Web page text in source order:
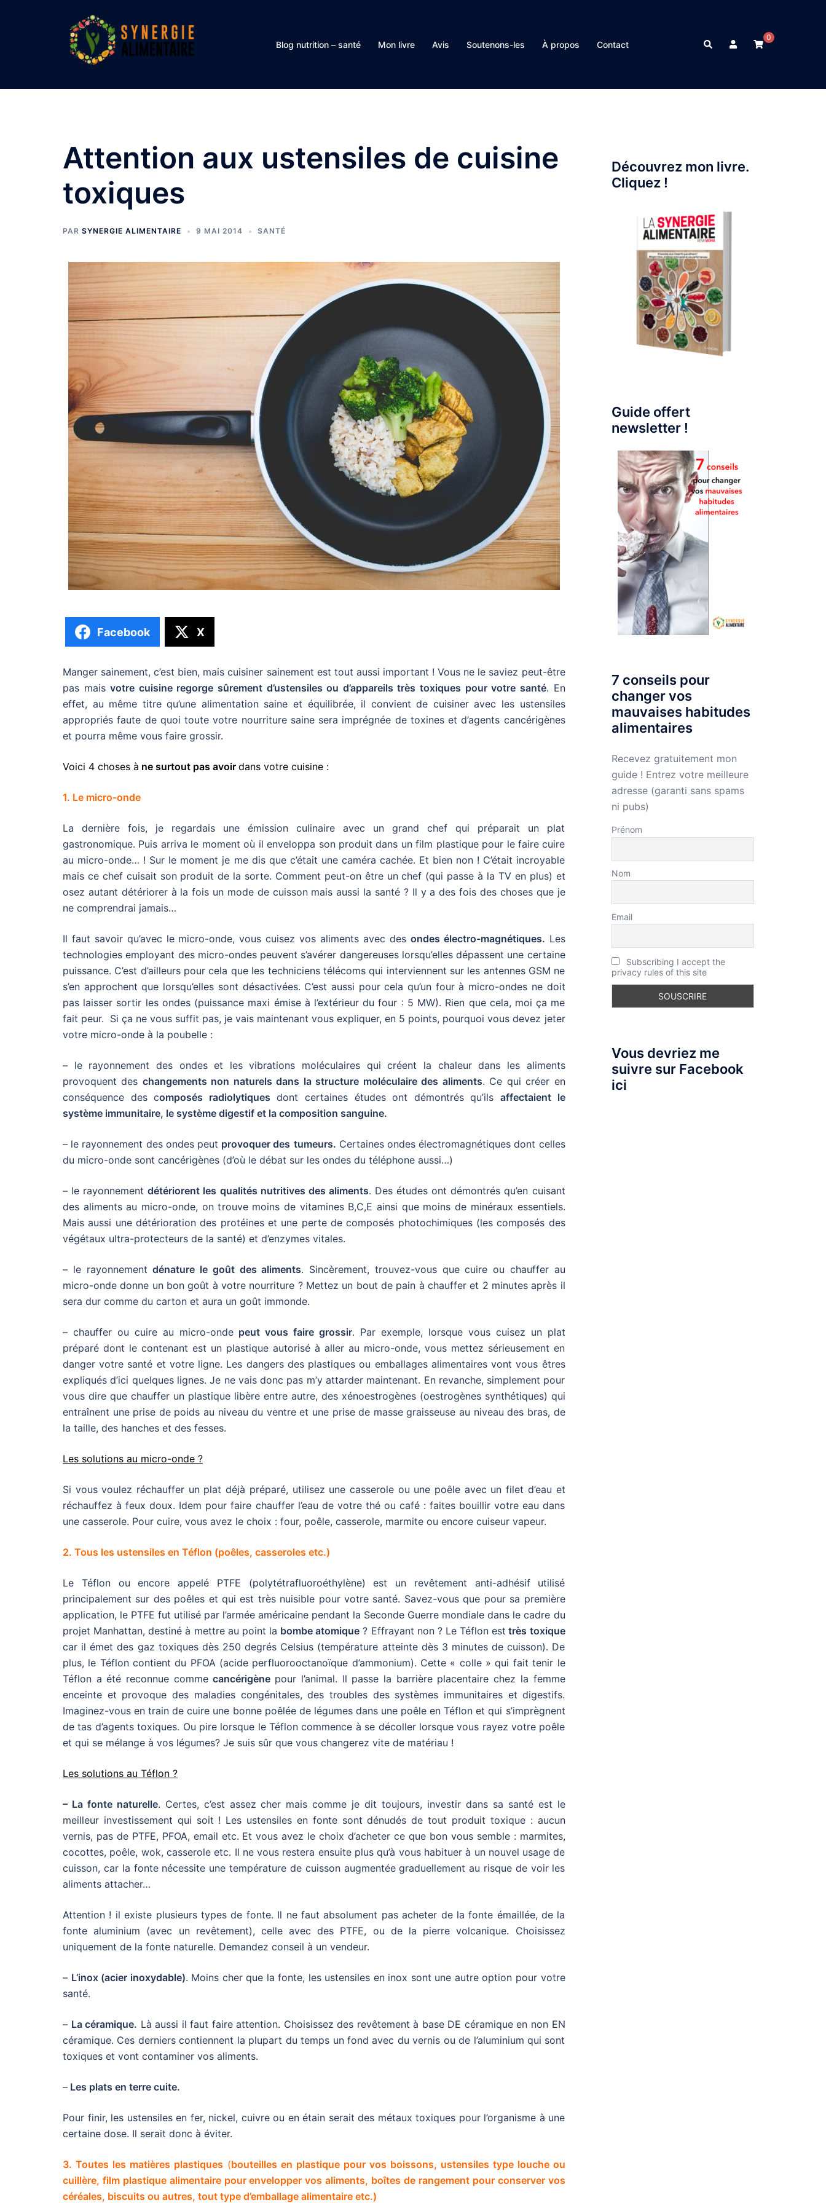
Blog nutrition – santé Mon livre Avis Soutenons-les À propos Contact Rechercher
0
Attention aux ustensiles de cuisine
toxiques
PAR SYNERGIE ALIMENTAIRE 9 MAI 2014 SANTÉ
Facebook X
Manger sainement, c’est bien, mais cuisiner sainement est tout aussi important ! Vous ne le saviez peut-être
pas maisvotre cuisine regorge sûrement d’ustensiles ou d’appareils très toxiques pour votre santé. En
effet, au même titre qu’une alimentation saine et équilibrée, il convient de cuisiner avec les ustensiles
appropriés faute de quoi toute votre nourriture saine sera imprégnée de toxines et d’agents cancérigènes
et pourra même vous faire grossir.
Voici 4 choses à ne surtout pas avoir dans votre cuisine :
1. Le micro-onde
La dernière fois, je regardais une émission culinaire avec un grand chef qui préparait un plat
gastronomique. Puis arriva le moment où il enveloppa son produit dans un film plastique pour le faire cuire
au micro-onde… ! Sur le moment je me dis que c’était une caméra cachée. Et bien non ! C’était incroyable
mais ce chef cuisait son produit de la sorte. Comment peut-on être un chef (qui passe à la TV en plus) et
osez autant détériorer à la fois un mode de cuisson mais aussi la santé ? Il y a des fois des choses que je
ne comprendrai jamais…
Il faut savoir qu’avec le micro-onde, vous cuisez vos aliments avec des ondes électro-magnétiques. Les
technologies employant des micro-ondes peuvent s’avérer dangereuses lorsqu’elles dépassent une certaine
puissance. C’est d’ailleurs pour cela que les techniciens télécoms qui interviennent sur les antennes GSM ne
s’en approchent que lorsqu’elles sont désactivées. C’est aussi pour cela qu’un four à micro-ondes ne doit
pas laisser sortir les ondes (puissance maxi émise à l’extérieur du four : 5 MW). Rien que cela, moi ça me
fait peur. Si ça ne vous suffit pas, je vais maintenant vous expliquer, en 5 points, pourquoi vous devez jeter
votre micro-onde à la poubelle :
– le rayonnement des ondes et les vibrations moléculaires qui créent la chaleur dans les aliments
provoquent des changements non naturels dans la structure moléculaire des aliments. Ce qui créer en
conséquence des composés radiolytiques dont certaines études ont démontrés qu’ils affectaient le
système immunitaire, le système digestif et la composition sanguine.
– le rayonnement des ondes peut provoquer des tumeurs. Certaines ondes électromagnétiques dont celles
du micro-onde sont cancérigènes (d’où le débat sur les ondes du téléphone aussi…)
– le rayonnementdétériorent les qualités nutritives des aliments. Des études ont démontrés qu’en cuisant
des aliments au micro-onde, on trouve moins de vitamines B,C,E ainsi que moins de minéraux essentiels.
Mais aussi une détérioration des protéines et une perte de composés photochimiques (les composés des
végétaux ultra-protecteurs de la santé) et d’enzymes vitales.
– le rayonnementdénature le goût des aliments. Sincèrement, trouvez-vous que cuire ou chauffer au
micro-onde donne un bon goût à votre nourriture ? Mettez un bout de pain à chauffer et 2 minutes après il
sera dur comme du carton et aura un goût immonde.
– chauffer ou cuire au micro-onde peut vous faire grossir. Par exemple, lorsque vous cuisez un plat
préparé dont le contenant est un plastique autorisé à aller au micro-onde, vous mettez sérieusement en
danger votre santé et votre ligne. Les dangers des plastiques ou emballages alimentaires vont vous êtres
expliqués d’ici quelques lignes. Je ne vais donc pas m’y attarder maintenant. En revanche, simplement pour
vous dire que chauffer un plastique libère entre autre, des xénoestrogènes (oestrogènes synthétiques) qui
entraînent une prise de poids au niveau du ventre et une prise de masse graisseuse au niveau des bras, de
la taille, des hanches et des fesses.
Les solutions au micro-onde ?
Si vous voulez réchauffer un plat déjà préparé, utilisez une casserole ou une poêle avec un filet d’eau et
réchauffez à feux doux. Idem pour faire chauffer l’eau de votre thé ou café : faites bouillir votre eau dans
une casserole. Pour cuire, vous avez le choix : four, poêle, casserole, marmite ou encore cuiseur vapeur.
2. Tous les ustensiles en Téflon (poêles, casseroles etc.)
Le Téflon ou encore appelé PTFE (polytétrafluoroéthylène) est un revêtement anti-adhésif utilisé
principalement sur des poêles et qui est très nuisible pour votre santé. Savez-vous que pour sa première
application, le PTFE fut utilisé par l’armée américaine pendant la Seconde Guerre mondiale dans le cadre du
projet Manhattan, destiné à mettre au point la bombe atomique ? Effrayant non ? Le Téflon est très toxique
car il émet des gaz toxiques dès 250 degrés Celsius (température atteinte dès 3 minutes de cuisson). De
plus, le Téflon contient du PFOA (acide perfluorooctanoïque d’ammonium). Cette « colle » qui fait tenir le
Téflon a été reconnue commecancérigènepour l’animal. Il passe la barrière placentaire chez la femme
enceinte et provoque des maladies congénitales, des troubles des systèmes immunitaires et digestifs.
Imaginez-vous en train de cuire une bonne poêlée de légumes dans une poêle en Téflon et qui s’imprègnent
de tas d’agents toxiques. Ou pire lorsque le Téflon commence à se décoller lorsque vous rayez votre poêle
et qui se mélange à vos légumes? Je suis sûr que vous changerez vite de matériau !
Les solutions au Téflon ?
– La fonte naturelle. Certes, c’est assez cher mais comme je dit toujours, investir dans sa santé est le
meilleur investissement qui soit ! Les ustensiles en fonte sont dénudés de tout produit toxique : aucun
vernis, pas de PTFE, PFOA, email etc. Et vous avez le choix d’acheter ce que bon vous semble : marmites,
cocottes, poêle, wok, casserole etc. Il ne vous restera ensuite plus qu’à vous habituer à un nouvel usage de
cuisson, car la fonte nécessite une température de cuisson augmentée graduellement au risque de voir les
aliments attacher…
Attention ! il existe plusieurs types de fonte. Il ne faut absolument pas acheter de la fonte émaillée, de la
fonte aluminium (avec un revêtement), celle avec des PTFE, ou de la pierre volcanique. Choisissez
uniquement de la fonte naturelle. Demandez conseil à un vendeur.
– L’inox (acier inoxydable). Moins cher que la fonte, les ustensiles en inox sont une autre option pour votre
santé.
– La céramique. Là aussi il faut faire attention. Choisissez des revêtement à base DE céramique en non EN
céramique. Ces derniers contiennent la plupart du temps un fond avec du vernis ou de l’aluminium qui sont
toxiques et vont contaminer vos aliments.
– Les plats en terre cuite.
Pour finir, les ustensiles en fer, nickel, cuivre ou en étain serait des métaux toxiques pour l’organisme à une
certaine dose. Il serait donc à éviter.
3. Toutes les matières plastiques (bouteilles en plastique pour vos boissons, ustensiles type louche ou
cuillère, film plastique alimentaire pour envelopper vos aliments, boîtes de rangement pour conserver vos
céréales, biscuits ou autres, tout type d’emballage alimentaire etc.)
Découvrez mon livre.
Cliquez !
Guide offert
newsletter !
7 conseils pour
changer vos
mauvaises habitudes
alimentaires
Recevez gratuitement mon
guide ! Entrez votre meilleure
adresse (garanti sans spams
ni pubs)
Prénom
Nom
Email
Subscribing I accept the
privacy rules of this site
Vous devriez me
suivre sur Facebook
ici